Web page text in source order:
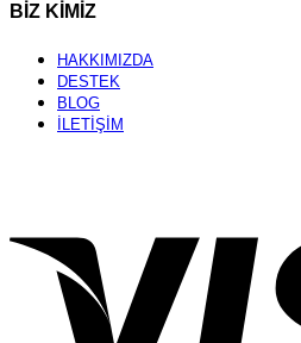
BİZ KİMİZ
HAKKIMIZDA
DESTEK
BLOG
İLETİŞİM